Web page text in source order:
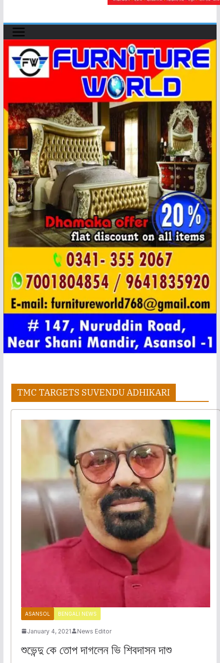
TMC TARGETS SUVENDU ADHIKARI
ASANSOL BENGALI NEWS
January 4, 2021 News Editor
শুভেন্দু কে তোপ দাগলেন ভি শিবদাসন দাশু